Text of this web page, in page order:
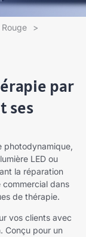
>
par
ses
photodynamique,
LED ou
la réparation
commercial dans
de thérapie.
vos clients avec
Conçu pour un